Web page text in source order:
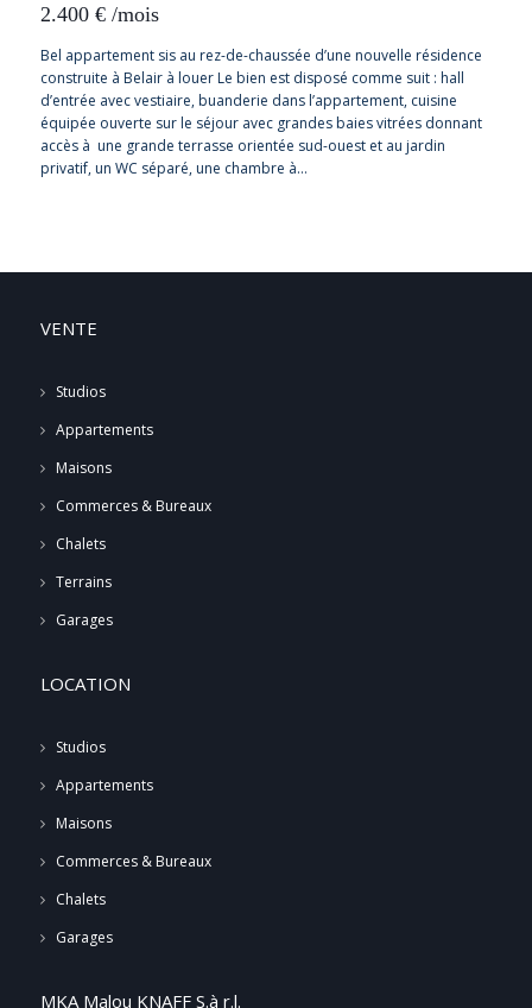
2.400€ /mois
Bel appartement sis au rez-de-chaussée d’une nouvelle résidence
construite à Belair à louer Le bien est disposé comme suit : hall
d’entrée avec vestiaire, buanderie dans l’appartement, cuisine
équipée ouverte sur le séjour avec grandes baies vitrées donnant
accès à une grande terrasse orientée sud-ouest et au jardin
privatif, un WC séparé, une chambre à…
VENTE
Studios
Appartements
Maisons
Commerces & Bureaux
Chalets
Terrains
Garages
LOCATION
Studios
Appartements
Maisons
Commerces & Bureaux
Chalets
Garages
MKA Malou KNAFF S.à r.l.